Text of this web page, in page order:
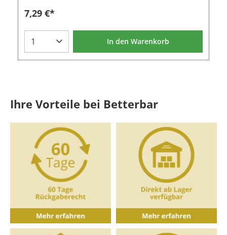
spülmaschinenfest. Hierdurch sind die Gläser
langlebig und eignen sich für Gastronomie und
Privathaushalte.Passend zum Whisky Tumbler aus
der Basic Bar Selection Serie sind 7 weitere Gläser
und ein Cocktail Rührglas erhältlich.Eigenschaften
des Whisky Tumblers: Serie: Basic Bar Selection1
7,29 €*
In den Warenkorb
Ihre Vorteile bei Betterbar